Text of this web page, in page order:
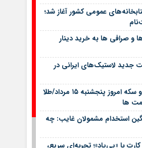
عمومی کشور آغاز شد؛
و صرافی ها به خرید دینار
جدید لاستیک‌های ایرانی در
قیمت طلا و سکه امروز پنجشنبه ۱۵ مرداد/طلا
ها
استخدام مشمولان غایب: چه
با «پی‌پاد»؛ تجربه‌ای سریع،